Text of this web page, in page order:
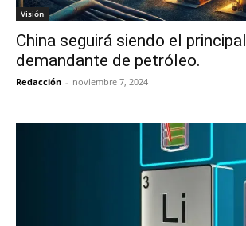
Visión
China seguirá siendo el principal
demandante de petróleo.
Redacción - noviembre 7, 2024